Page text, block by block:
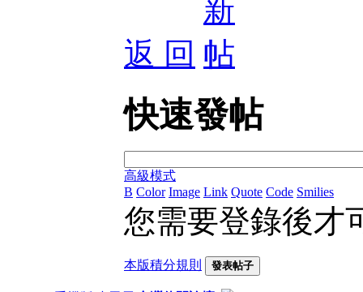
返 回
快速發帖
高級模式
B Color Image Link Quote Code Smilies
您需要登錄後才
本版積分規則 發表帖子